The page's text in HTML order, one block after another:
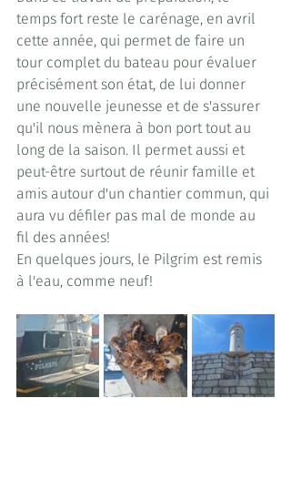
temps fort reste le carénage, en avril
cette année, qui permet de faire un
tour complet du bateau pour évaluer
précisément son état, de lui donner
une nouvelle jeunesse et de s'assurer
qu'il nous mènera à bon port tout au
long de la saison. Il permet aussi et
peut-être surtout de réunir famille et
amis autour d'un chantier commun, qui
aura vu défiler pas mal de monde au
fil des années!
En quelques jours, le Pilgrim est remis
à l'eau, comme neuf!